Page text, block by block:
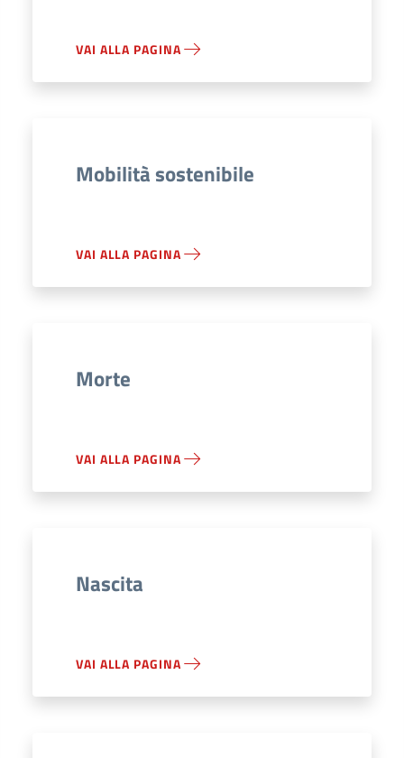
VAI ALLA PAGINA
Mobilità sostenibile
VAI ALLA PAGINA
Morte
VAI ALLA PAGINA
Nascita
VAI ALLA PAGINA